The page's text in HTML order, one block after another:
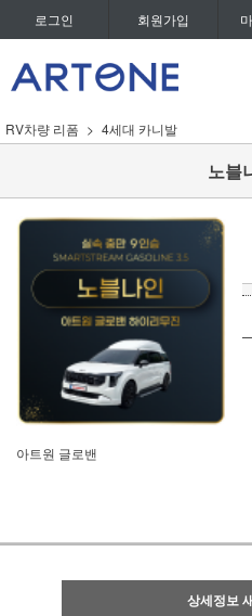
로그인 회원가입
RV차량 리폼 4세대 카니발
노블
아트원 글로밴
상세정보